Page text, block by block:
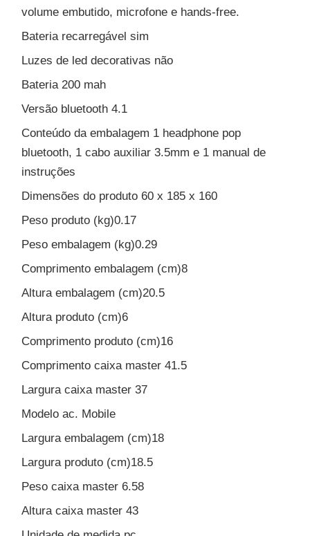
volume embutido, microfone e hands-free.
Bateria recarregável sim
Luzes de led decorativas não
Bateria 200 mah
Versão bluetooth 4.1
Conteúdo da embalagem 1 headphone pop
bluetooth, 1 cabo auxiliar 3.5mm e 1 manual de
instruções
Dimensões do produto 60 x 185 x 160
Peso produto (kg)0.17
Peso embalagem (kg)0.29
Comprimento embalagem (cm)8
Altura embalagem (cm)20.5
Altura produto (cm)6
Comprimento produto (cm)16
Comprimento caixa master 41.5
Largura caixa master 37
Modelo ac. Mobile
Largura embalagem (cm)18
Largura produto (cm)18.5
Peso caixa master 6.58
Altura caixa master 43